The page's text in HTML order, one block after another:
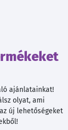
ajánlatainkat!
olyat, ami
új lehetőségeket